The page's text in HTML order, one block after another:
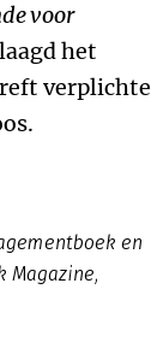
voor
het
verplichte
en
Magazine,